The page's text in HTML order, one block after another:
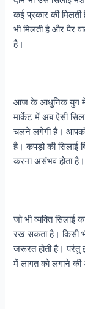
कई प्रकार की मिलती
भी मिलती है और पैर
है।
आज के आधुनिक युग में
मार्केट में अब ऐसी
चलने लगेगी है। आपको
है। कपड़ो की सिलाई
करना असंभव होता है।
जो भी व्यक्ति
रख सकता है। किसी
जरूरत होती है। परंतु
में लागत को लगाने